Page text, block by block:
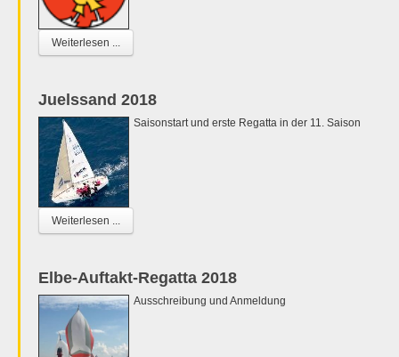
Weiterlesen ...
Juelssand 2018
Saisonstart und erste Regatta in der 11. Saison
Weiterlesen ...
Elbe-Auftakt-Regatta 2018
Ausschreibung und Anmeldung